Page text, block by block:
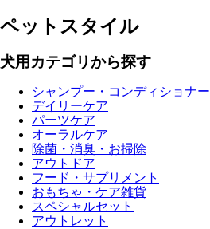
ペットスタイル
犬用カテゴリから探す
シャンプー・コンディショナー
デイリーケア
パーツケア
オーラルケア
除菌・消臭・お掃除
アウトドア
フード・サプリメント
おもちゃ・ケア雑貨
スペシャルセット
アウトレット